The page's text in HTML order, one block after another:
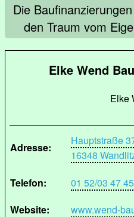
Die
den Traum vom
Elke Wend
Elke
Adresse:
Hauptstraße
16348
Telefon:
01 52/03 47
Website:
www.wend-